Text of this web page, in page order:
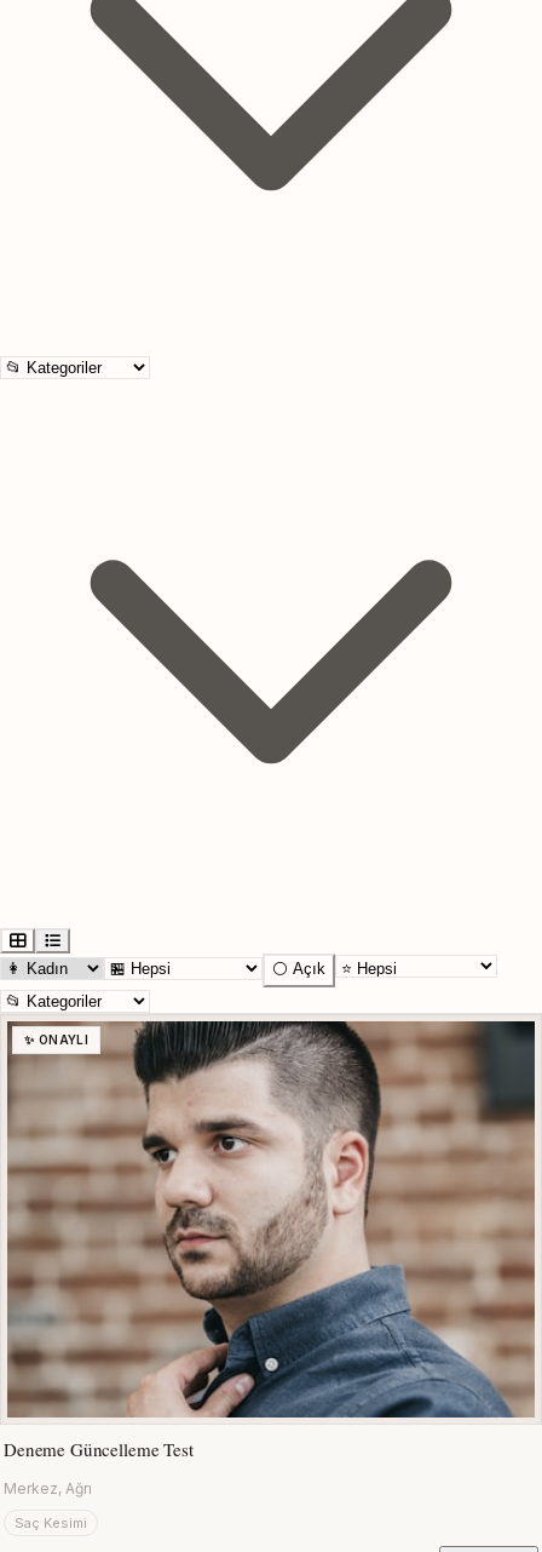
⚪ Açık
✨ ONAYLI
Deneme Güncelleme Test
Merkez, Ağrı
Saç Kesimi